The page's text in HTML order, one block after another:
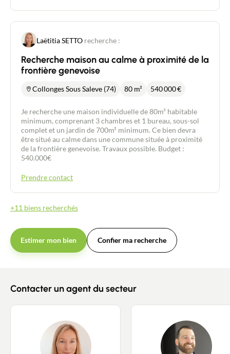
Contacter un conseiller
Laëtitia SETTO recherche :
Recherche maison au calme à proximité de la
frontière genevoise
Collonges Sous Saleve (74) 80 m² 540 000€
Je recherche une maison individuelle de 80m² habitable
minimum, comprenant 3 chambres et 1 bureau, sous-sol
complet et un jardin de 700m² minimum. Ce bien devra
être situé au calme dans une commune située à proximité
de la frontière genevoise. Travaux possible. Budget :
540.000€
Prendre contact
+11 biens recherchés
Estimer mon bien Confier ma recherche
Contacter un agent du secteur